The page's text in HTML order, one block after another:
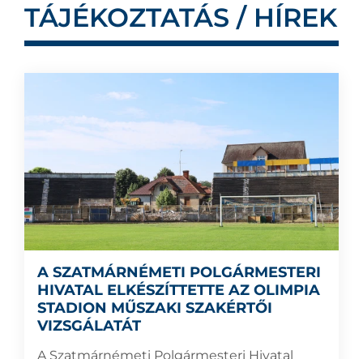
TÁJÉKOZTATÁS / HÍREK
A SZATMÁRNÉMETI POLGÁRMESTERI
HIVATAL ELKÉSZÍTTETTE AZ OLIMPIA
STADION MŰSZAKI SZAKÉRTŐI
VIZSGÁLATÁT
A Szatmárnémeti Polgármesteri Hivatal